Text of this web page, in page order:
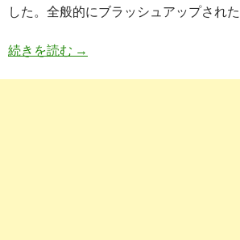
した。全般的にブラッシュアップされた
続きを読む WordPress2.8リリース
→